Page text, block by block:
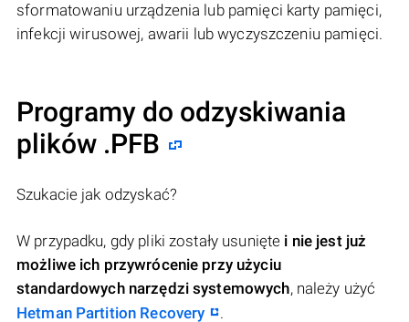
sformatowaniu urządzenia lub pamięci karty pamięci,
infekcji wirusowej, awarii lub wyczyszczeniu pamięci.
Programy do odzyskiwania
plików .PFB
Szukacie jak odzyskać?
W przypadku, gdy pliki zostały usunięte i nie jest już
możliwe ich przywrócenie przy użyciu
standardowych narzędzi systemowych, należy użyć
Hetman Partition Recovery
.